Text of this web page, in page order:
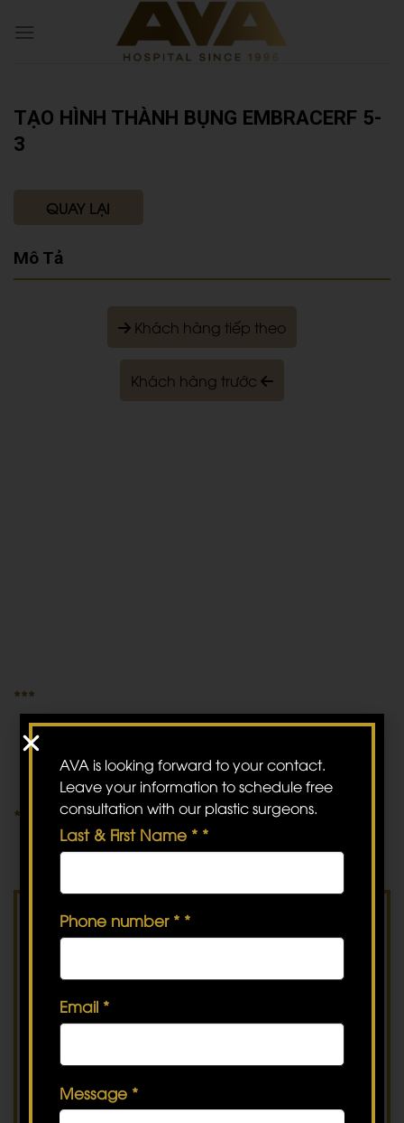
TẠO HÌNH THÀNH BỤNG EMBRACERF 5-
3
QUAY LẠI
Mô Tả
Khách hàng tiếp theo
Khách hàng trước
***
Hotline 1:0964 227 723
Hotline 2:
0902 686 313
giadinhbacsiava@gmail.com
***
GIỜ LÀM VIỆC
08h00 - 17h00 (thứ Hai đến thứ Bảy)
AVA đang đợi thông tin tư vấn từ bạn, hãy
ngay nhé!
Họ & Tên
Số điện thoại
AVA is looking forward to your contact.
Leave your information to schedule free
consultation with our plastic surgeons.
Last & First Name * *
Phone number * *
Email *
Message *